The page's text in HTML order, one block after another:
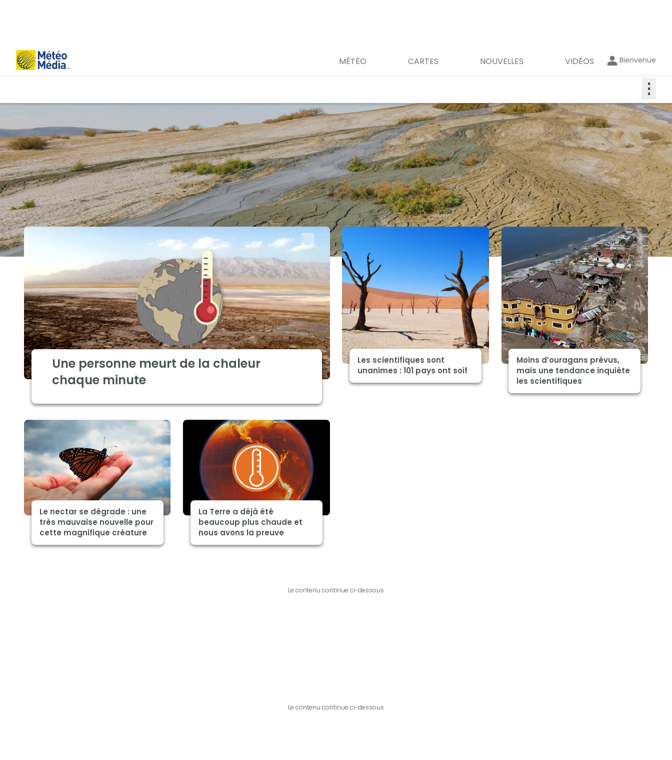
MÉTÉO CARTES NOUVELLES VIDÉOS Bienvenue
⋮
Une personne meurt de la chaleur
chaque minute
Les scientifiques sont
unanimes : 101 pays ont soif
Moins d’ouragans prévus,
mais une tendance inquiète
les scientifiques
Le nectar se dégrade : une
très mauvaise nouvelle pour
cette magnifique créature
La Terre a déjà été
beaucoup plus chaude et
nous avons la preuve
Le contenu continue ci-dessous
Le contenu continue ci-dessous